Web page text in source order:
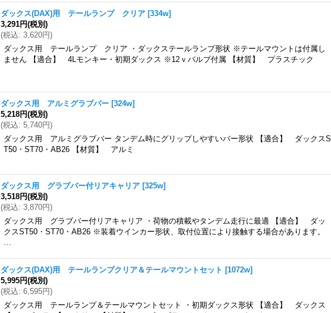
ダックス(DAX)用 テールランプ クリア [334w]
3,291円(税別)
(税込: 3,620円)
ダックス用 テールランプ クリア ・ダックステールランプ形状 ※テールマウントは付属し
ません 【適合】 4Lモンキー・初期ダックス ※12ｖバルブ付属 【材質】 プラスチック
ダックス用 アルミグラブバー [324w]
5,218円(税別)
(税込: 5,740円)
ダックス用 アルミグラブバー タンデム時にグリップしやすいバー形状 【適合】 ダックスS
T50・ST70・AB26 【材質】 アルミ
ダックス用 グラブバー付リアキャリア [325w]
3,518円(税別)
(税込: 3,870円)
ダックス用 グラブバー付リアキャリア ・荷物の積載やタンデム走行に最適 【適合】 ダッ
クスST50・ST70・AB26 ※装着ウインカー形状、取付位置により接触する場合があります。
…
ダックス(DAX)用 テールランプクリア＆テールマウントセット [1072w]
5,995円(税別)
(税込: 6,595円)
ダックス用 テールランプ＆テールマウントセット ・初期ダックス形状 【適合】 ダックス